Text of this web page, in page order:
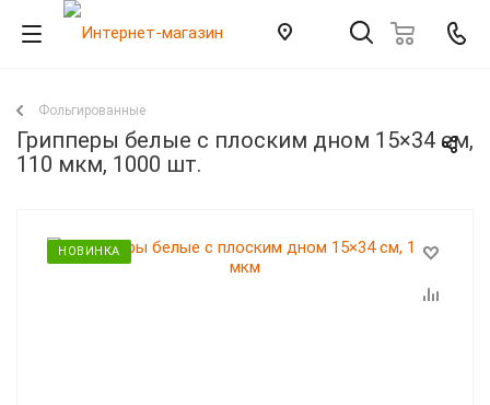
Фольгированные
Грипперы белые с плоским дном 15×34 см,
110 мкм, 1000 шт.
НОВИНКА